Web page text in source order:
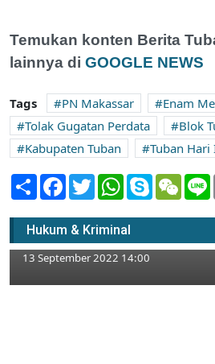
Temukan konten Berita
lainnya di GOOGLE NEWS
Tags PN Makassar
Enam
Tolak Gugatan Perdata
Blok
Kabupaten Tuban
Tuban Hari
Share Facebook
TwitterWhatsApp
SkypeWeChat
Hukum & Kriminal
Waspada Modus
Data Pribadi di Pesan
Transfer Bank
13 September 2022 14:00